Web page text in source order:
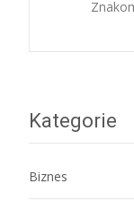
Kategorie
Biznes